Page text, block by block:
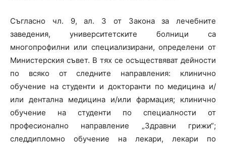
Съгласно чл. 9, ал. 3 от Закона за лечебните
заведения, университетските болници са
многопрофилни или специализирани, определени от
Министерския съвет. В тях се осъществяват дейности
по всяко от следните направления: клинично
обучение на студенти и докторанти по медицина и/
или дентална медицина и/или фармация; клинично
обучение на студенти по специалности от
професионално направление „Здравни грижи“;
следдипломно обучение на лекари, лекари по